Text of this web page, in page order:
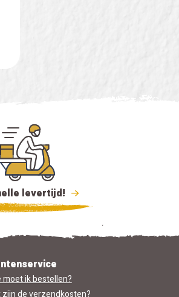
levertijd!
moet ik bestellen?
zijn de verzendkosten?